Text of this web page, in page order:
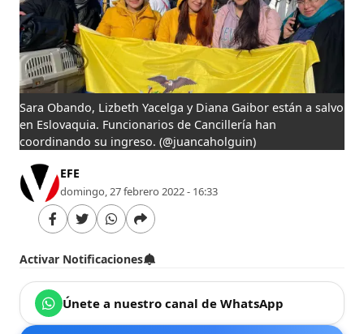
Sara Obando, Lizbeth Yacelga y Diana Gaibor están a salvo
en Eslovaquia. Funcionarios de Cancillería han
coordinando su ingreso. (@juancaholguin)
EFE
domingo, 27 febrero 2022 - 16:33
Activar Notificaciones
Únete a nuestro canal de WhatsApp